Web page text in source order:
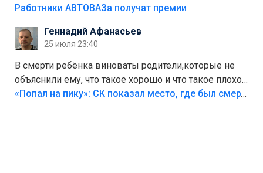
на предприятии.
Работники АВТОВАЗа получат премии
Геннадий Афанасьев
25 июля 23:40
В смерти ребёнка виноваты родители,которые не
объяснили ему, что такое хорошо и что такое плохо!
Лезть через такой забор,верх безумия,есть же
«Попал на пику»: СК показал место, где был смертельно травмирован ребенок в Тольятти